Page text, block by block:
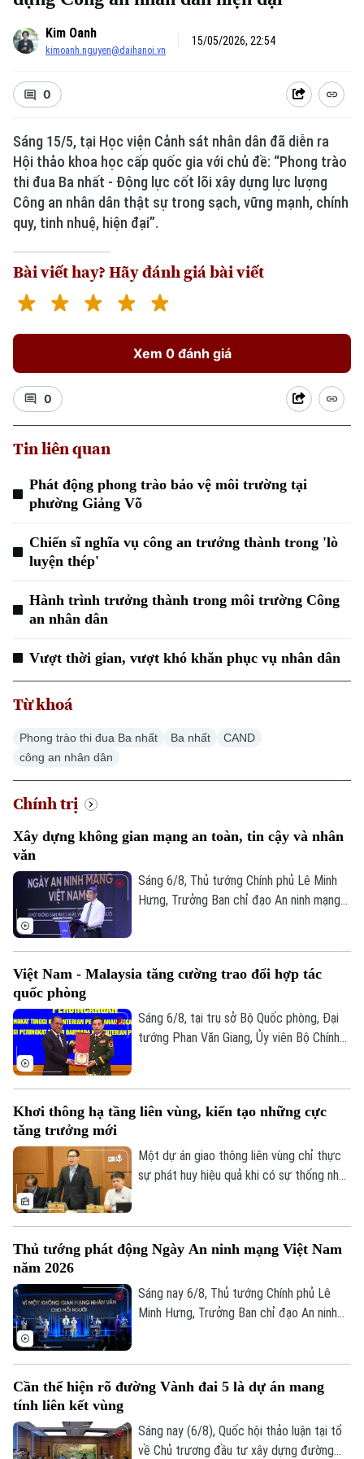
Chuyên mục
Thời sự
Hà Nội
Hà Nội
Kim Oanh
kimoanh.nguyen@daihanoi.vn
15/05/2026, 22:54
0
Sáng 15/5, tại Học viện Cảnh sát nhân dân đã diễn ra
Hội thảo khoa học cấp quốc gia với chủ đề: “Phong trào
thi đua Ba nhất - Động lực cốt lõi xây dựng lực lượng
Công an nhân dân thật sự trong sạch, vững mạnh, chính
quy, tinh nhuệ, hiện đại”.
Bài viết hay? Hãy đánh giá bài viết
Xem 0 đánh giá
0
Tin liên quan
Phát động phong trào bảo vệ môi trường tại
phường Giảng Võ
Chiến sĩ nghĩa vụ công an trưởng thành trong 'lò
luyện thép'
Hành trình trưởng thành trong môi trường Công
an nhân dân
Vượt thời gian, vượt khó khăn phục vụ nhân dân
Từ khoá
Phong trào thi đua Ba nhất Ba nhất
CAND
công an nhân dân
Chính trị
Xây dựng không gian mạng an toàn, tin cậy và nhân
văn
Sáng 6/8, Thủ tướng Chính phủ Lê Minh
Hưng, Trưởng Ban chỉ đạo An ninh mạng
hoạt động do Ban Chỉ đạo An ninh mạng
với chủ đề “Vì một không gian mạng nhân
văn cho mỗi người”.
Việt Nam - Malaysia tăng cường trao đổi hợp tác
quốc phòng
Sáng 6/8, tại trụ sở Bộ Quốc phòng, Đại
tướng Phan Văn Giang, Ủy viên Bộ Chính
Dato' Seri Mohamed Khaled bin Nordin.
Khơi thông hạ tầng liên vùng, kiến tạo những cực
tăng trưởng mới
Một dự án giao thông liên vùng chỉ thực
sự phát huy hiệu quả khi có sự thống nhất
biểu Quốc hội đặt ra khi thảo luận tại tổ
đô Hà Nội sáng 6/8.
Thủ tướng phát động Ngày An ninh mạng Việt Nam
năm 2026
Sáng nay 6/8, Thủ tướng Chính phủ Lê
Minh Hưng, Trưởng Ban chỉ đạo An ninh
khổ chuỗi hoạt động do Ban Chỉ đạo An
an tổ chức với chủ đề “Vì một không gian
mạng nhân văn cho mỗi người”.
Cần thể hiện rõ đường Vành đai 5 là dự án mang
tính liên kết vùng
Sáng nay (6/8), Quốc hội thảo luận tại tổ
về Chủ trương đầu tư xây dựng đường